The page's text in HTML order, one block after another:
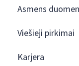
Asmens
Viešieji pirkimai
Karjera